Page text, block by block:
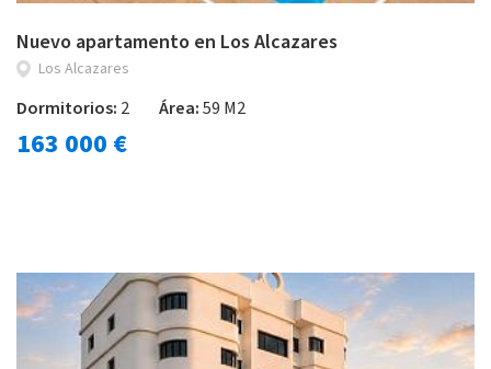
Nuevo apartamento en Los Alcazares
Los Alcazares
Dormitorios: 2 Área:59 M2
163 000 €